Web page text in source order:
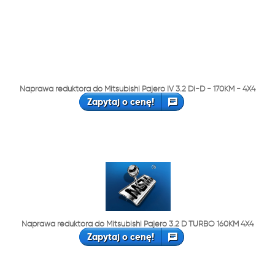
Naprawa reduktora do Mitsubishi Pajero IV 3.2 Di-D - 170KM - 4X4
Zapytaj o cenę!
Naprawa reduktora do Mitsubishi Pajero 3.2 D TURBO 160KM 4X4
Zapytaj o cenę!